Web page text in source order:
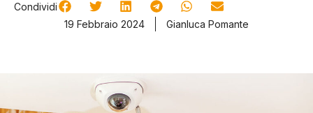
Condividi
19 Febbraio 2024
Gianluca Pomante